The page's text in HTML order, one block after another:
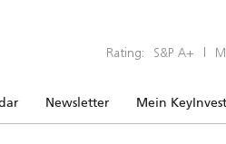
Rating: S&P A+ |
Newsletter Mein KeyInvest